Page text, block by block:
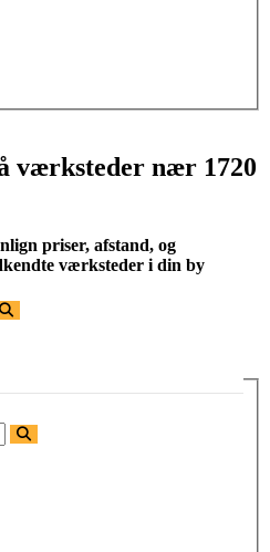
værksteder nær 1720
priser, afstand, og
værksteder i din by